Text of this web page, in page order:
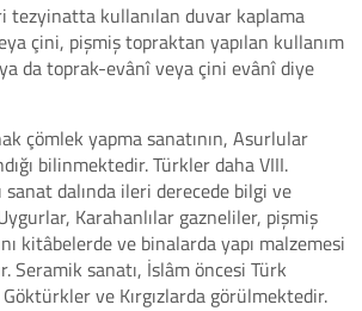
tezyinatta kullanılan duvar kaplama
çini, pişmiş topraktan yapılan kullanım
da toprak-evânî veya çini evânî diye
çömlek yapma sanatının, Asurlular
bilinmektedir. Türkler daha VIII.
dalında ileri derecede bilgi ve
Karahanlılar gazneliler, pişmiş
kitâbelerde ve binalarda yapı malzemesi
Seramik sanatı, İslâm öncesi Türk
ve Kırgızlarda görülmektedir.